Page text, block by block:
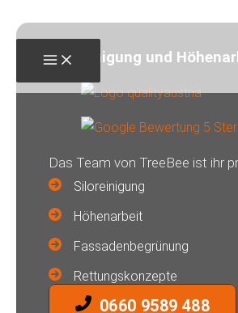
Inhalt
springenSiloreinigung und
Das Team von TreeBee ist ihr
Siloreinigung
Höhenarbeit
Fassadenbegrünung
Rettungskonzepte
0660 9589 488